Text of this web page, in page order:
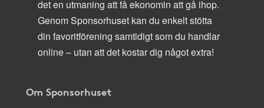
det en utmaning att få ekonomin att gå ihop.
Genom Sponsorhuset kan du enkelt stötta
din favoritförening samtidigt som du handlar
online – utan att det kostar dig något extra!
Om Sponsorhuset